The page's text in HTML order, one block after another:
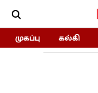
முகப்பு கல்கி